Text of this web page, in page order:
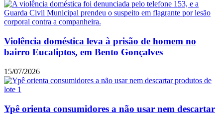
Violência doméstica leva à prisão de homem no
bairro Eucaliptos, em Bento Gonçalves
15/07/2026
Ypê orienta consumidores a não usar nem descartar